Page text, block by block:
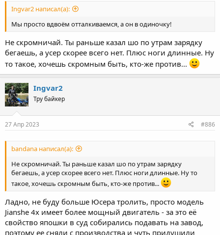
Ingvar2 написал(а):
Мы просто вдвоём отталкиваемся, а он в одиночку!
Не скромничай. Ты раньше казал шо по утрам зарядку
бегаешь, а усер скорее всего нет. Плюс ноги длинные. Ну
то такое, хочешь скромным быть, кто-же против...
Ingvar2
Тру байкер
27 Апр 2023 #886
bandana написал(а):
Не скромничай. Ты раньше казал шо по утрам зарядку
бегаешь, а усер скорее всего нет. Плюс ноги длинные. Ну то
такое, хочешь скромным быть, кто-же против...
Ладно, не буду больше Юсера тролить, просто модель
Jianshe 4х имеет более мощный двигатель - за это её
свойство япошки в суд собирались подавать на завод,
поэтому ее сняли с производства и чуть придушили